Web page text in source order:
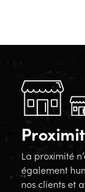
La proximité
également
nos clients et